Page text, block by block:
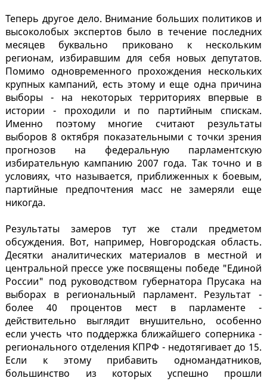
Теперь другое дело. Внимание больших политиков и
высоколобых экспертов было в течение последних
месяцев буквально приковано к нескольким
регионам, избиравшим для себя новых депутатов.
Помимо одновременного прохождения нескольких
крупных кампаний, есть этому и еще одна причина
выборы - на некоторых территориях впервые в
истории - проходили и по партийным спискам.
Именно поэтому многие считают результаты
выборов 8 октября показательными с точки зрения
прогнозов на федеральную парламентскую
избирательную кампанию 2007 года. Так точно и в
условиях, что называется, приближенных к боевым,
партийные предпочтения масс не замеряли еще
никогда.
Результаты замеров тут же стали предметом
обсуждения. Вот, например, Новгородская область.
Десятки аналитических материалов в местной и
центральной прессе уже посвящены победе "Единой
России" под руководством губернатора Прусака на
выборах в региональный парламент. Результат -
более 40 процентов мест в парламенте -
действительно выглядит внушительно, особенно
если учесть что поддержка ближайшего соперника -
регионального отделения КПРФ - недотягивает до 15.
Если к этому прибавить одномандатников,
большинство из которых успешно прошли